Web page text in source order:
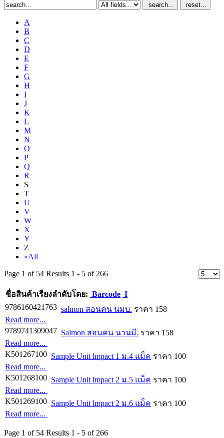
search... reset...
A
B
C
D
E
F
G
H
I
J
K
L
M
N
O
P
Q
R
S
T
U
V
W
X
Y
Z
»All
Page 1 of 54 Results 1 - 5 of 266
ชื่อสินค้าเรียงลำดับโดย: Barcode I
9786160421763 salmon สอนคน นมบ. ราคา 158
Read more...
9789741309047 Salmon สอนคน นานมี. ราคา 158
Read more...
K501267100 Sample Unit lmpact 1 ม.4 แม็ค ราคา 100
Read more...
K501268100 Sample Unit lmpact 2 ม.5 แม็ค ราคา 100
Read more...
K501269100 Sample Unit lmpact 2 ม.6 แม็ค ราคา 100
Read more...
Page 1 of 54 Results 1 - 5 of 266